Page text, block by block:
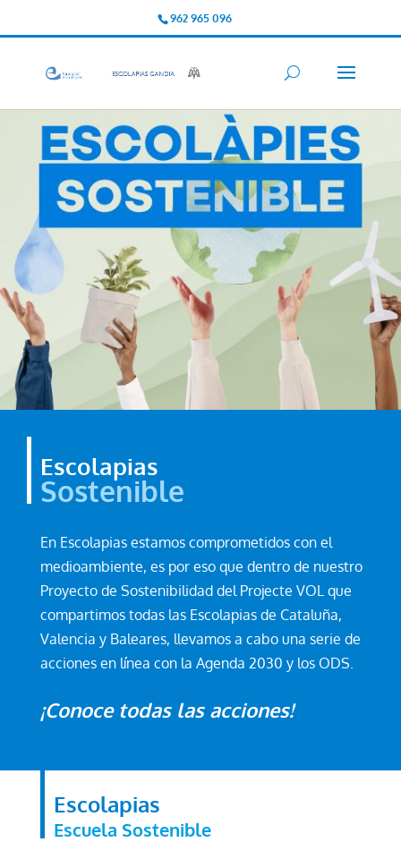
962 965 096
Escolapias
Sostenible
En Escolapias estamos comprometidos con el
medioambiente, es por eso que dentro de nuestro
Proyecto de Sostenibilidad del Projecte VOL que
compartimos todas las Escolapias de Cataluña,
Valencia y Baleares, llevamos a cabo una serie de
acciones en línea con la Agenda 2030 y los ODS.
¡Conoce todas las acciones!
Escolapias
Escuela Sostenible